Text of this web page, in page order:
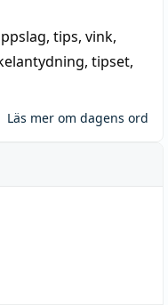
, tips, vink,
tipset,
Läs mer om dagens ord